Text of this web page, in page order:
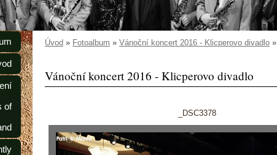
Úvod » Fotoalbum » Vánoční koncert 2016 - Klicperovo divadlo »
Vánoční koncert 2016 - Klicperovo divadlo
_DSC3378
of